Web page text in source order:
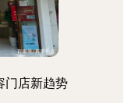
门店新趋势